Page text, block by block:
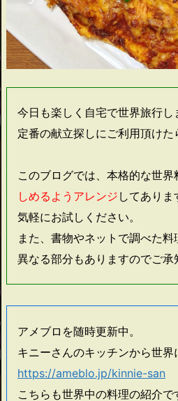
今日も楽しく自宅で世界旅行し
定番の献立探しにご利用頂けた
このブログでは、本格的な世界
しめるようアレンジ してありま
気軽にお試しください。
また、書物やネットで調べた
異なる部分もありますのでご承
アメブロを随時更新中。
キニーさんのキッチンから世界
https://ameblo.jp/kinnie-san
こちらも世界中の料理の紹介で